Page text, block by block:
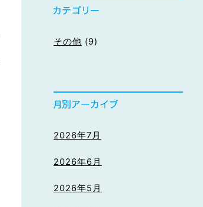
その他 (9)
2026年7月
2026年6月
2026年5月